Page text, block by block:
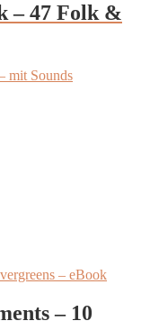
– 47 Folk &
mit Sounds
– 10